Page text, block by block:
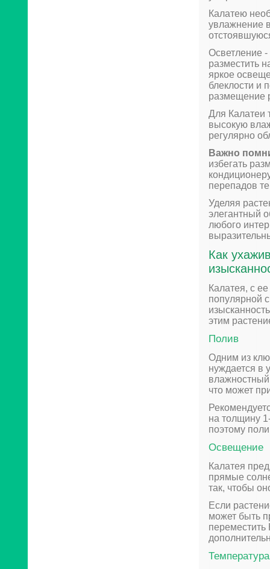
Калатею
увлажнение
Осветление -
разместить
яркое
блеклости и
размещение
Для Калатеи
высокую
регулярно
Важно
избегать
перепадов
Уделяя
элегантный
любого
Как
Калатея, с
популярной
этим
Полив
Одним из
нуждается в
что может
на толщину
поэтому
Освещение
Калатея
прямые
так, чтобы
Если
может быть